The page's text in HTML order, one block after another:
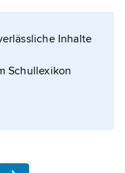
Inhalte
Schullexikon